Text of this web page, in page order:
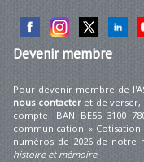
Devenirmembre
Pour devenir membre de
nous contacteret de verser,
compte IBAN BE55 3100
communication «
numéros de 2026 de notre
histoire et mémoire.